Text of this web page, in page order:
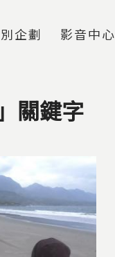
企劃 影音中心
關鍵字